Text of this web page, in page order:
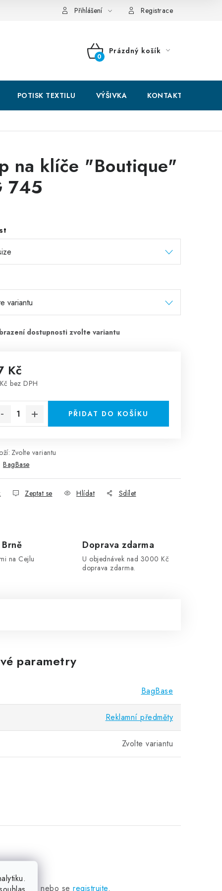
GDPR + cookies
Přihlášení Registrace
NÁKUPNÍ
Prázdný košík
POTISK TEXTILU VÝŠIVKA KONTAKTY
na klíče "Boutique"
745
Kč
bez DPH
PŘIDAT DO KOŠÍKU
Zvolte variantu
BagBase
Zeptat se Hlídat Sdílet
na Cejlu
Doprava zdarma
U objednávek nad 3000 Kč
doprava zdarma.
parametry
BagBase
Reklamní předměty
Zvolte variantu
se nebo se registrujte.